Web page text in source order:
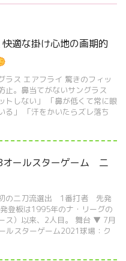
適な掛け心地の画期的
ラス エアフライ 驚きのフィッ
止。鼻当てがないサングラス
トしない」 「鼻が低くて常に眼
る」 「汗をかいたらズレ落ち
ールスターゲーム 二
の二刀流選出 1番打者 先発
登板は1995年のナ・リーグの
ス）以来、2人目。 舞台 ▼ 7月
ルスターゲーム2021球場：ク